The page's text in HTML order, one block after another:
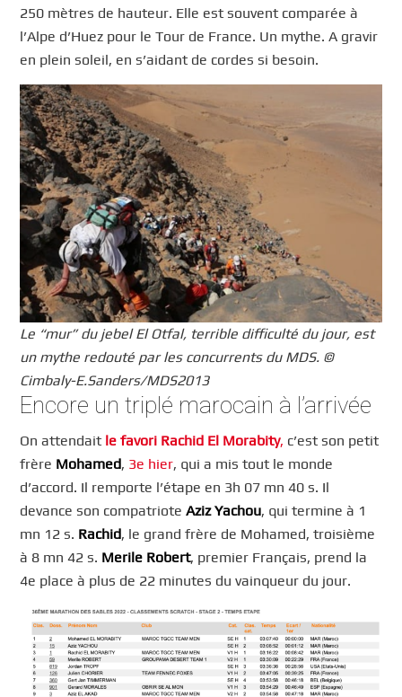
250 mètres de hauteur. Elle est souvent comparée à
l’Alpe d’Huez pour le Tour de France. Un mythe. A gravir
en plein soleil, en s’aidant de cordes si besoin.
Le “mur” du jebel El Otfal, terrible difficulté du jour, est
un mythe redouté par les concurrents du MDS. ©
Cimbaly-E.Sanders/MDS2013
Encore un triplé marocain à l’arrivée
On attendait le favori Rachid El Morabity, c’est son petit
frère Mohamed, 3e hier, qui a mis tout le monde
d’accord. Il remporte l’étape en 3h 07 mn 40 s. Il
devance son compatrioteAziz Yachou, qui termine à 1
mn 12 s. Rachid, le grand frère de Mohamed, troisième
à 8 mn 42 s. Merile Robert, premier Français, prend la
4e place à plus de 22 minutes du vainqueur du jour.